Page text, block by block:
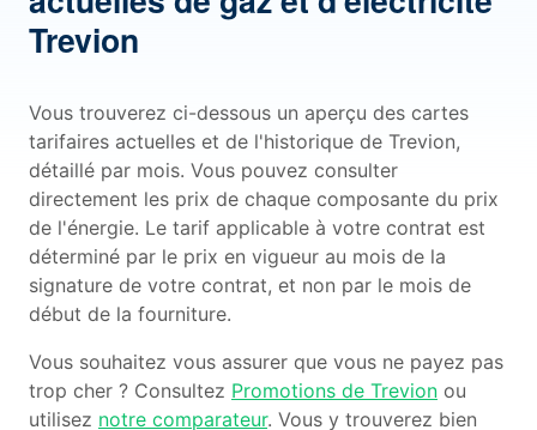
Trevion
Vous trouverez ci-dessous un aperçu des cartes
tarifaires actuelles et de l'historique de Trevion,
détaillé par mois. Vous pouvez consulter
directement les prix de chaque composante du prix
de l'énergie. Le tarif applicable à votre contrat est
déterminé par le prix en vigueur au mois de la
signature de votre contrat, et non par le mois de
début de la fourniture.
Vous souhaitez vous assurer que vous ne payez pas
trop cher ? Consultez Promotions de Trevion ou
utilisez notre comparateur. Vous y trouverez bien